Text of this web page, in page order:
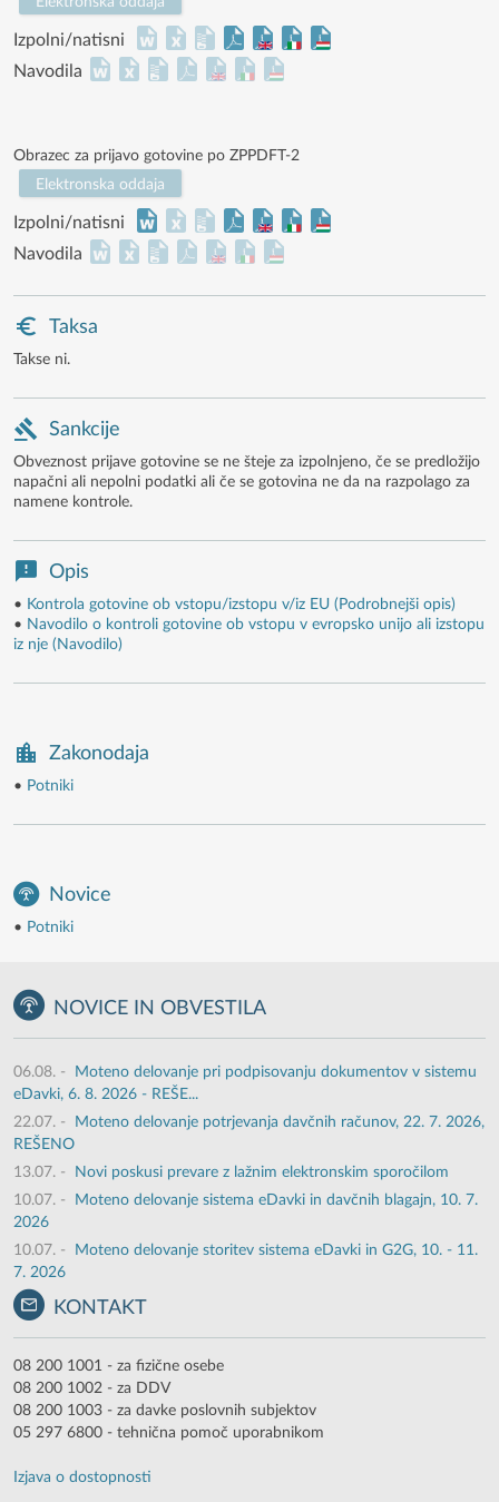
Izpolni/natisni
Navodila
Obrazec za prijavo gotovine po ZPPDFT-2
Elektronska oddaja
Izpolni/natisni
Navodila
Taksa
Takse ni.
Sankcije
Obveznost prijave gotovine se ne šteje za izpolnjeno, če se predložijo
napačni ali nepolni podatki ali če se gotovina ne da na razpolago za
namene kontrole.
Opis
• Kontrola gotovine ob vstopu/izstopu v/iz EU (Podrobnejši opis)
• Navodilo o kontroli gotovine ob vstopu v evropsko unijo ali izstopu
iz nje (Navodilo)
Zakonodaja
• Potniki
Novice
• Potniki
NOVICE IN OBVESTILA
06.08. -
Moteno delovanje pri podpisovanju dokumentov v sistemu
eDavki, 6. 8. 2026 - REŠE...
22.07. -
Moteno delovanje potrjevanja davčnih računov, 22. 7. 2026,
REŠENO
13.07. -
Novi poskusi prevare z lažnim elektronskim sporočilom
10.07. -
Moteno delovanje sistema eDavki in davčnih blagajn, 10. 7.
2026
10.07. -
Moteno delovanje storitev sistema eDavki in G2G, 10. - 11.
7. 2026
KONTAKT
08 200 1001 - za fizične osebe
08 200 1002 - za DDV
08 200 1003 - za davke poslovnih subjektov
05 297 6800 - tehnična pomoč uporabnikom
Izjava o dostopnosti